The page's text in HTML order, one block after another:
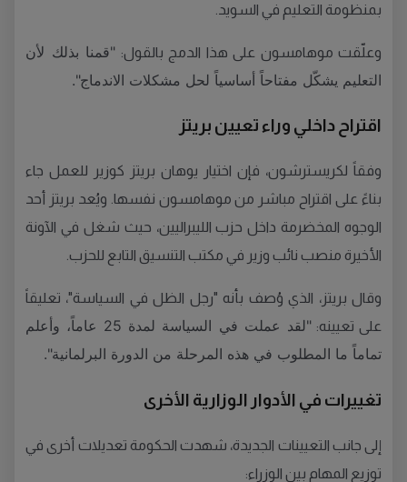
بمنظومة التعليم في السويد.
وعلّقت موهامسون على هذا الدمج بالقول: "قمنا بذلك لأن
التعليم يشكّل مفتاحاً أساسياً لحل مشكلات الاندماج".
اقتراح داخلي وراء تعيين بريتز
وفقاً لكريسترشون، فإن اختيار يوهان بريتز كوزير للعمل جاء
بناءً على اقتراح مباشر من موهامسون نفسها. ويُعد بريتز أحد
الوجوه المخضرمة داخل حزب الليبراليين، حيث شغل في الآونة
الأخيرة منصب نائب وزير في مكتب التنسيق التابع للحزب.
وقال بريتز، الذي وُصف بأنه "رجل الظل في السياسة"، تعليقاً
على تعيينه:
"لقد عملت في السياسة لمدة 25 عاماً، وأعلم
تماماً ما المطلوب في هذه المرحلة من الدورة البرلمانية".
تغييرات في الأدوار الوزارية الأخرى
إلى جانب التعيينات الجديدة، شهدت الحكومة تعديلات أخرى في
توزيع المهام بين الوزراء: